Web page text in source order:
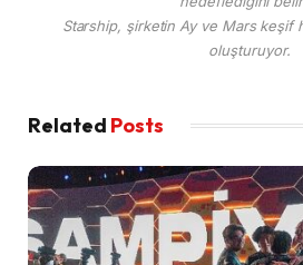
Starship, şirketin Ay ve Mars keşif
oluşturuyor.
Related Posts